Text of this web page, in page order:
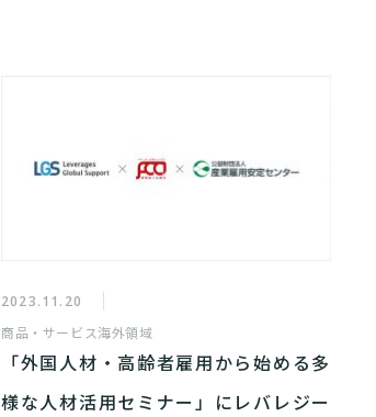
2023.11.20
商品・サービス海外領域
「外国人材・高齢者雇用から始める多
様な人材活用セミナー」にレバレジー